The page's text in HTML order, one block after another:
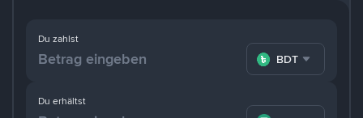
Du zahlst
BDT
Du erhältst